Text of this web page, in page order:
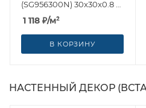
(SG956300N) 30x30x0.8 от
Kerama Marazzi (Россия)
1 118 ₽/м²
В КОРЗИНУ
НАСТЕННЫЙ ДЕКОР